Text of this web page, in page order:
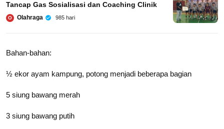
Tancap Gas Sosialisasi dan Coaching Clinik
O Olahraga 985 hari
Bahan-bahan:
½ ekor ayam kampung, potong menjadi beberapa bagian
5 siung bawang merah
3 siung bawang putih